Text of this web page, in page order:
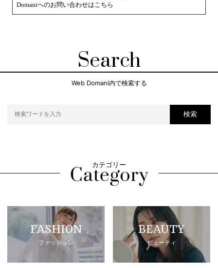
Domaniへのお問い合わせはこちら
Search
Web Domani内で検索する
検索
カテゴリー
FASHION
ファッション
BEAUTY
ビューティ